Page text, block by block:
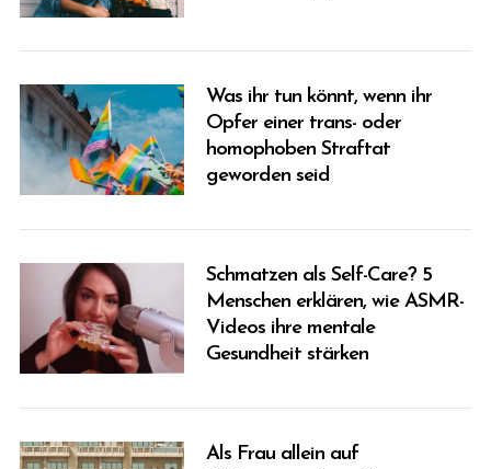
Was ihr tun könnt, wenn ihr
Opfer einer trans- oder
homophoben Straftat
geworden seid
Schmatzen als Self-Care? 5
Menschen erklären, wie ASMR-
Videos ihre mentale
Gesundheit stärken
Als Frau allein auf